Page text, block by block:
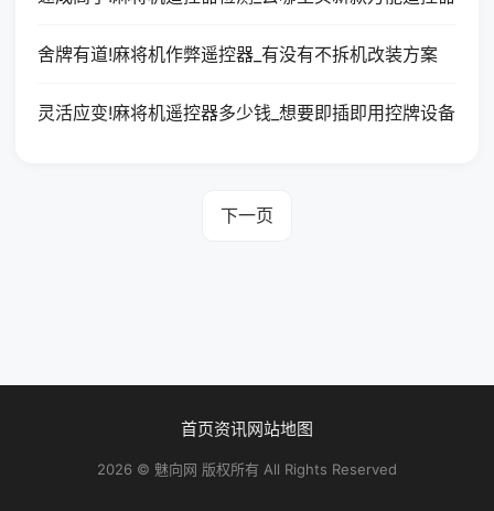
舍牌有道!麻将机作弊遥控器_有没有不拆机改装方案
灵活应变!麻将机遥控器多少钱_想要即插即用控牌设备
下一页
首页资讯网站地图
2026 © 魅向网 版权所有 All Rights Reserved